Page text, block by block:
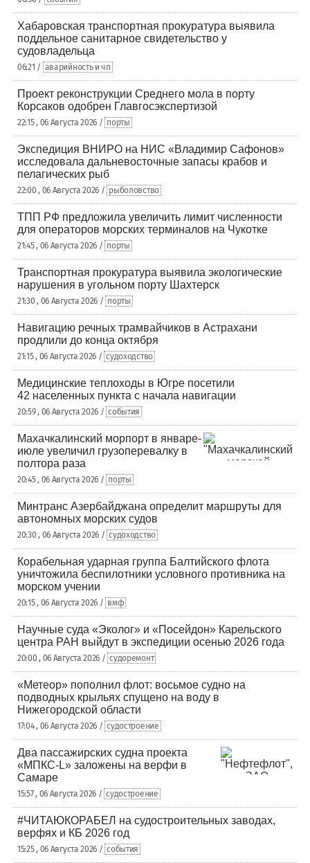
Хабаровская транспортная прокуратура выявила
поддельное санитарное свидетельство у
судовладельца
06:21 / аварийность и чп
Проект реконструкции Среднего мола в порту
Корсаков одобрен Главгосэкспертизой
22:15 , 06 Августа 2026 / порты
Экспедиция ВНИРО на НИС «Владимир Сафонов»
исследовала дальневосточные запасы крабов и
пелагических рыб
22:00 , 06 Августа 2026 / рыболовство
ТПП РФ предложила увеличить лимит численности
для операторов морских терминалов на Чукотке
21:45 , 06 Августа 2026 / порты
Транспортная прокуратура выявила экологические
нарушения в угольном порту Шахтерск
21:30 , 06 Августа 2026 / порты
Навигацию речных трамвайчиков в Астрахани
продлили до конца октября
21:15 , 06 Августа 2026 / судоходство
Медицинские теплоходы в Югре посетили
42 населенных пункта с начала навигации
20:59 , 06 Августа 2026 / события
Махачкалинский морпорт в январе-
июле увеличил грузоперевалку в
полтора раза
20:45 , 06 Августа 2026 / порты
Минтранс Азербайджана определит маршруты для
автономных морских судов
20:30 , 06 Августа 2026 / судоходство
Корабельная ударная группа Балтийского флота
уничтожила беспилотники условного противника на
морском учении
20:15 , 06 Августа 2026 / вмф
Научные суда «Эколог» и «Посейдон» Карельского
центра РАН выйдут в экспедиции осенью 2026 года
20:00 , 06 Августа 2026 / судоремонт
«Метеор» пополнил флот: восьмое судно на
подводных крыльях спущено на воду в
Нижегородской области
17:04 , 06 Августа 2026 / судостроение
Два пассажирских судна проекта
«МПКС-L» заложены на верфи в
Самаре
15:57 , 06 Августа 2026 / судостроение
#ЧИТАЮКОРАБЕЛ на судостроительных заводах,
верфях и КБ 2026 год
15:25 , 06 Августа 2026 / события